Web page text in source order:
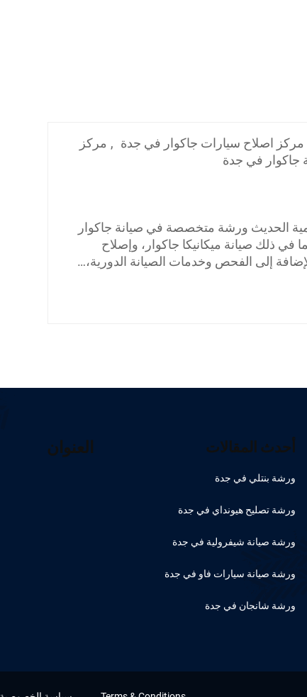
مركز اصلاح سيارات جاكوار في جدة , مركز
جاكوار في جدة
الحديث ورشة متخصصة في صيانة جاكوار
ذلك صيانة ميكانيكا جاكوار، وإصلاح
إلى الفحص وخدمات الصيانة الدورية،…
أحدث المقالات
ورشة بنتلي في جدة
ورشة تصليح هيونداي في جدة
ورشة صيانة شيفرولية في جدة
ورشة صيانة سيارات فاو في جدة
ورشة شانجان في جدة
العنوان